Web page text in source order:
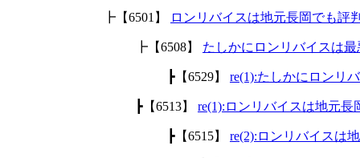
┣【6501】 ロンリバイスは地元長岡でも評
┣【6508】 たしかにロンリバイスは
┣【6529】 re(1):たしかにロンリ
┣【6513】 re(1):ロンリバイスは地元
┣【6515】 re(2):ロンリバイスは